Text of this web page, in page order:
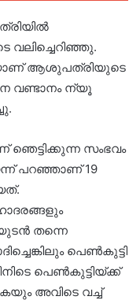
വലിച്ചെറിഞ്ഞു.
ആശുപത്രിയുടെ
വണ്ടാനം ന്യൂ
സംഭവം
പറഞ്ഞാണ് 19
തന്നെ
പെണ്‍കുട്ടി
പെണ്‍കുട്ടിയ്ക്ക്
അവിടെ വച്ച്